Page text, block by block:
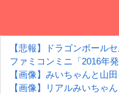
【悲報】ドラゴンボール
ファミコンミニ「2016年
【画像】みいちゃんと山
【画像】リアルみいちゃ